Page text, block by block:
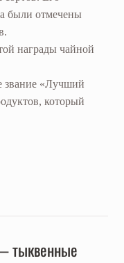
были отмечены
награды чайной
звание «Лучший
который
тыквенные